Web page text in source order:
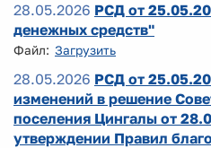
28.05.2026 РСД от
денежных средств"
Файл: Загрузить
28.05.2026 РСД от
изменений в решение
поселения Цингалы от
утверждении Правил